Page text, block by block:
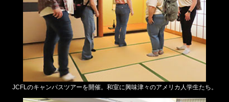
JCFLのキャンパスツアーを開催。和室に興味津々のアメリカ人学生たち。